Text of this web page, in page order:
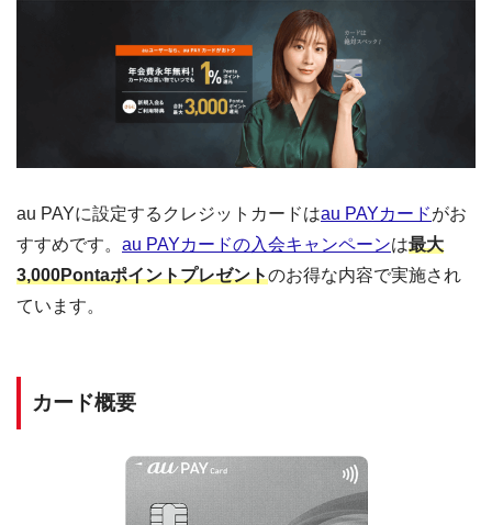
au PAYに設定するクレジットカードはau PAYカードがお
すすめです。 au PAYカードの入会キャンペーンは最大
3,000Pontaポイントプレゼントのお得な内容で実施され
ています。
カード概要